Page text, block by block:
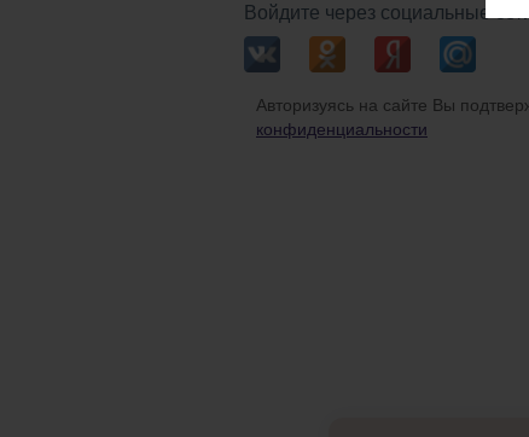
Войдите через социальные сети
Авторизуясь на сайте Вы
конфиденциальности